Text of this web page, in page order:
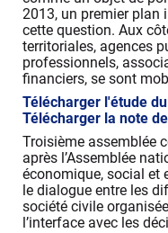
2013, un premier plan
cette question. Aux
territoriales, agences
professionnels,
financiers, se sont
Télécharger l'étude du
Télécharger la note
Troisième assemblée
après l’Assemblée
économique, social et
le dialogue entre les
société civile
l’interface avec les